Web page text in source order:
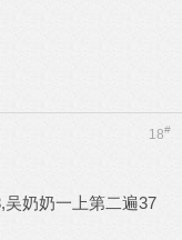
18#
吴奶奶一上第二遍37